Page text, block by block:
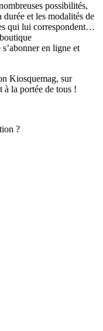
possibilités,
et les modalités de
qui lui correspondent…
en ligne et
Kiosquemag, sur
à la portée de tous !
?